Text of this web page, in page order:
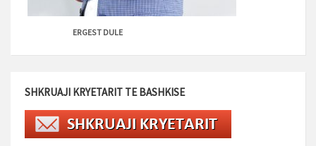
ERGEST DULE
SHKRUAJI KRYETARIT TE BASHKISE